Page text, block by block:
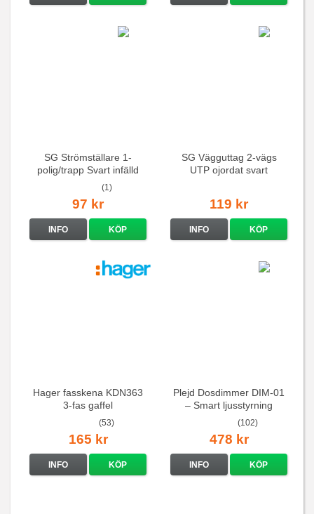
SG Strömställare 1-
polig/trapp Svart infälld
(1)
97 kr
INFO KÖP
SG Vägguttag 2-vägs
UTP ojordat svart
119 kr
INFO KÖP
Hager fasskena KDN363
3-fas gaffel
(53)
165 kr
INFO KÖP
Plejd Dosdimmer DIM-01
– Smart ljusstyrning
(102)
478 kr
INFO KÖP